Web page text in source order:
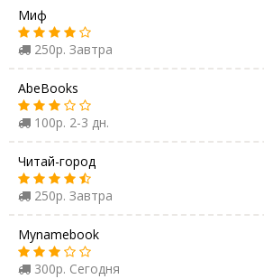
Миф
250р. Завтра
AbeBooks
100р. 2-3 дн.
Читай-город
250р. Завтра
Mynamebook
300р. Сегодня